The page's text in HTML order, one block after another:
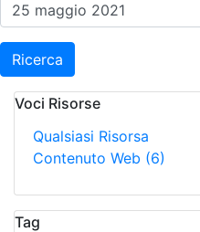
Ricerca
Voci Risorse
Qualsiasi Risorsa
Contenuto Web (6)
Tag